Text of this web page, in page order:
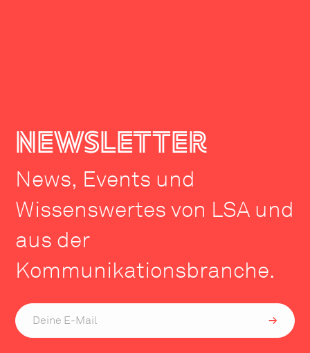
newsletter
News, Events und
Wissenswertes von LSA und
aus der
Kommunikationsbranche.